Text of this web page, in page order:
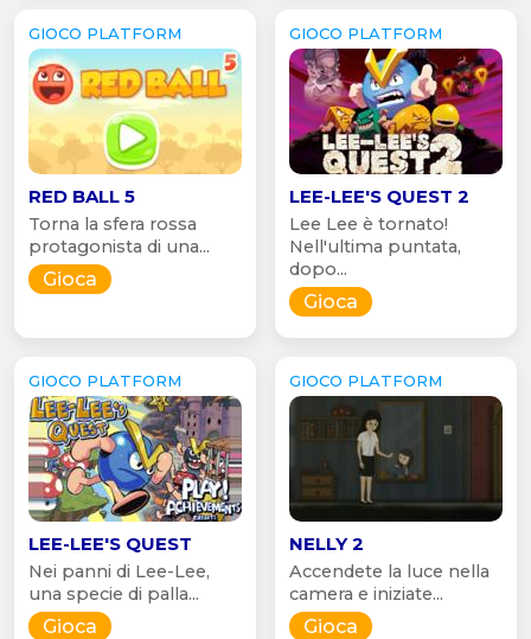
GIOCO PLATFORM
RED BALL 5
Torna la sfera rossa
protagonista di una...
Gioca
GIOCO PLATFORM
LEE-LEE'S QUEST 2
Lee Lee è tornato!
Nell'ultima puntata,
dopo...
Gioca
GIOCO PLATFORM
LEE-LEE'S QUEST
Nei panni di Lee-Lee,
una specie di palla...
Gioca
GIOCO PLATFORM
NELLY 2
Accendete la luce nella
camera e iniziate...
Gioca